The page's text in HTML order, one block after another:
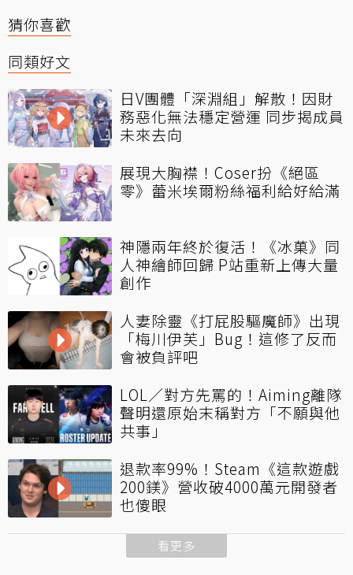
猜你喜歡
同類好文
日V團體「深淵組」解散！因財
務惡化無法穩定營運 同步揭成員
未來去向
展現大胸襟！Coser扮《絕區
零》蕾米埃爾粉絲福利給好給滿
神隱兩年終於復活！《冰菓》同
人神繪師回歸 P站重新上傳大量
創作
人妻除靈《打屁股驅魔師》出現
「梅川伊芙」Bug！這修了反而
會被負評吧
LOL／對方先罵的！Aiming離隊
聲明還原始末稱對方「不願與他
共事」
退款率99%！Steam《這款遊戲
200鎂》營收破4000萬元開發者
也傻眼
看更多